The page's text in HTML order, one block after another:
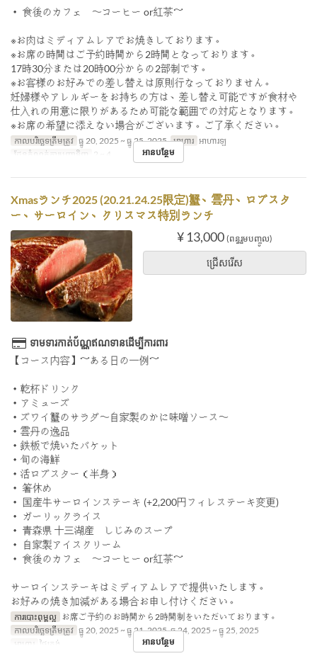
・ 食後のカフェ 〜コーヒー or紅茶～
※お肉はミディアムレアでお焼きしております。
※お席の時間はご予約時間から2時間となっております。
17時30分または20時00分からの2部制です。
※お客様のお好みでの差し替えは原則行なっておりません。
妊婦様やアレルギーをお持ちの方は、差し替え可能ですが食材や
仕入れの用意に限りがあるため可能な範囲での対応となります。
※お席の希望に添えない場合がございます。ご了承ください。
កាលបរិច្ឆេទត្រឹមត្រូវ ធ្នូ 20, 2025 ~ ធ្នូ 25, 2025 អាហារ អាហារឡ
ដែនកំណត់ការបញ្ជាទិញ
2 ~ 4 អានបន្ថែម
Xmasランチ2025 (20.21.24.25限定)蟹、雲丹、ロブスタ
ー、サーロイン、クリスマス特別ランチ
¥ 13,000 (ពន្ធរួមបញ្ចូល)
ជ្រើសរើស
ទាមទារកាត់ប័ណ្ណឥណទានដើម្បីការពារ
【コース内容】～ある日の一例～
・乾杯ドリンク
・アミューズ
・ズワイ蟹のサラダ〜自家製のかに味噌ソース〜
・雲丹の逸品
・鉄板で焼いたバケット
・旬の海鮮
・活ロブスター（半身）
・ 箸休め
・ 国産牛サーロインステーキ (+2,200円フィレステーキ変更)
・ ガーリックライス
・ 青森県 十三湖産 しじみのスープ
・ 自家製アイスクリーム
・ 食後のカフェ 〜コーヒー or紅茶～
サーロインステーキはミディアムレアで提供いたします。
お好みの焼き加減がある場合お申し付けください。
ការបោះពុម្ពល្អ お席ご予約のお時間から2時間制をいただいております。
កាលបរិច្ឆេទត្រឹមត្រូវ ធ្នូ 20, 2025 ~ ធ្នូ 21, 2025, ធ្នូ 24, 2025 ~ ធ្នូ 25, 2025
អាហារ ថ្ងៃត្រង់ អានបន្ថែម